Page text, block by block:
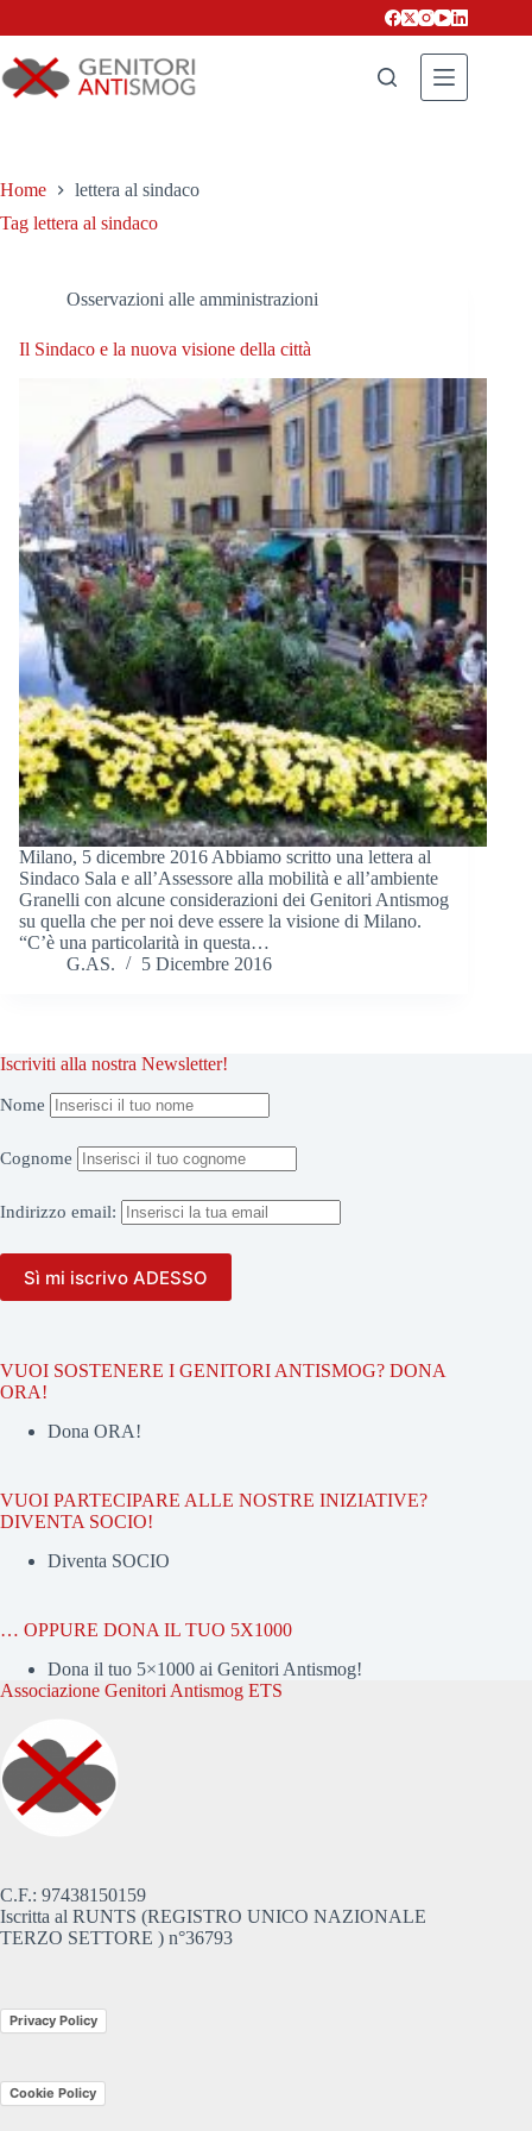
Home
lettera al sindaco
Tag lettera al sindaco
Osservazioni alle amministrazioni
Il Sindaco e la nuova visione della città
Milano, 5 dicembre 2016 Abbiamo scritto una lettera al
Sindaco Sala e all’Assessore alla mobilità e all’ambiente
Granelli con alcune considerazioni dei Genitori Antismog
su quella che per noi deve essere la visione di Milano.
“C’è una particolarità in questa…
G.AS.
5 Dicembre 2016
Iscriviti alla nostra Newsletter!
Nome
Cognome
Indirizzo email:
VUOI SOSTENERE I GENITORI ANTISMOG? DONA
ORA!
Dona ORA!
VUOI PARTECIPARE ALLE NOSTRE INIZIATIVE?
DIVENTA SOCIO!
Diventa SOCIO
… OPPURE DONA IL TUO 5X1000
Dona il tuo 5×1000 ai Genitori Antismog!
Associazione Genitori Antismog ETS
C.F.: 97438150159
Iscritta al RUNTS (REGISTRO UNICO NAZIONALE
TERZO SETTORE ) n°36793
Privacy Policy
Cookie Policy